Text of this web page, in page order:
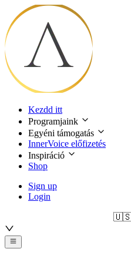
Kezdd itt
Programjaink
Egyéni támogatás
InnerVoice előfizetés
Inspiráció
Shop
Sign up
Login